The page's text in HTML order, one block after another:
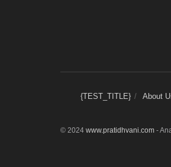
{TEST_TITLE} About
© 2024 www.pratidhvani.com -